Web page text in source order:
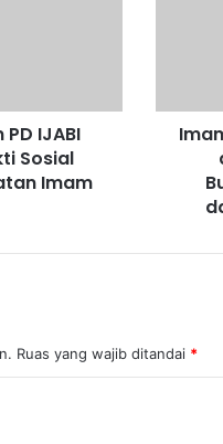
IJABI
Sosial
Imam
Bukti
Ruas yang wajib ditandai *